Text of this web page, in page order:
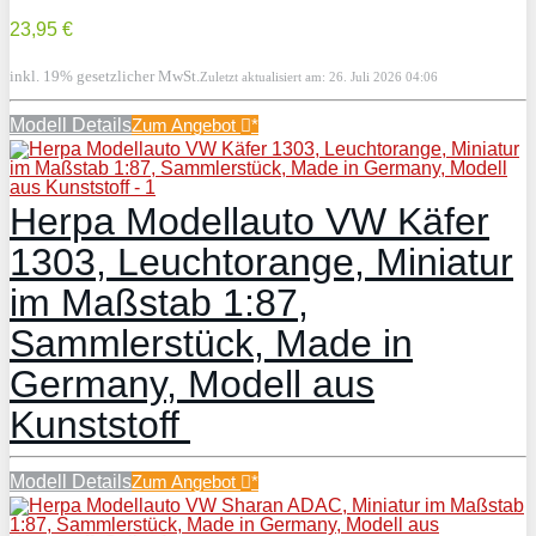
23,95 €
inkl. 19% gesetzlicher MwSt. Zuletzt aktualisiert am: 26. Juli 2026 04:06
Modell DetailsZum Angebot *
Herpa Modellauto VW Käfer
1303, Leuchtorange, Miniatur
im Maßstab 1:87,
Sammlerstück, Made in
Germany, Modell aus
Kunststoff
Modell DetailsZum Angebot *